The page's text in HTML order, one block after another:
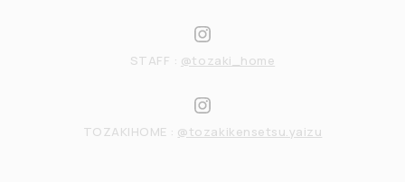
STAFF : @tozaki_home
TOZAKIHOME : @tozakikensetsu.yaizu